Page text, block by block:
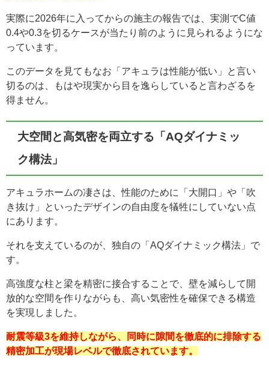
実際に2026年に入ってからの施主の報告では、実測でC値
0.4や0.3を切るケースが当たり前のように見られるようにな
っています。
このデータを見てもなお「アキュラは性能が低い」と言い
切るのは、もはや現実から目を逸らしていると言わざるを
得ません。
大空間と高気密を両立する「AQダイナミッ
ク構法」
アキュラホームの凄さは、性能のために「大開口」や「吹
き抜け」といったデザインの自由度を犠牲にしていない点
にあります。
それを支えているのが、独自の「AQダイナミック構法」で
す。
高強度な柱と梁を精密に接合することで、壁を減らして開
放的な空間を作りながらも、高い気密性を確保できる構造
を実現しました。
耐震等級3を維持しながら、同時に隙間を徹底的に排除する
精密加工が現場レベルで徹底されています。